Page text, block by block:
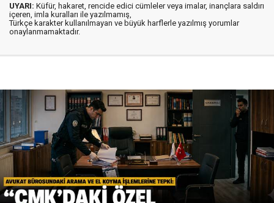
UYARI: Küfür, hakaret, rencide edici cümleler veya imalar, inançlara saldırı
içeren, imla kuralları ile yazılmamış,
Türkçe karakter kullanılmayan ve büyük harflerle yazılmış yorumlar
onaylanmamaktadır.